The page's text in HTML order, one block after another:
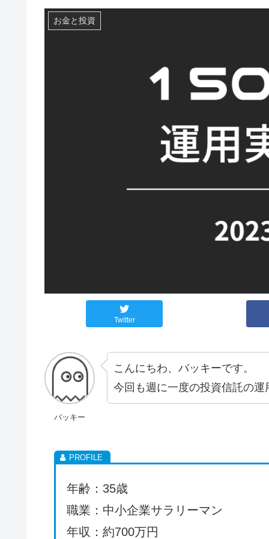
お金と投資
Twitter
バッキー
こんにちわ、バッキーです。
今回も週に一度の投資信託の
年齢：35歳
職業：中小企業サラリーマン
年収：約700万円